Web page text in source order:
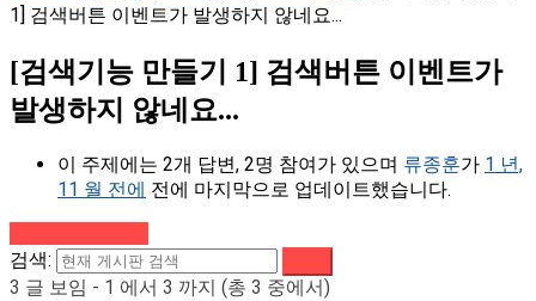
1] 검색버튼 이벤트가 발생하지 않네요...
[검색기능 만들기 1] 검색버튼 이벤트가
발생하지 않네요...
이 주제에는 2개 답변, 2명 참여가 있으며 류종훈가 1 년,
11 월 전에 전에 마지막으로 업데이트했습니다.
검색:
3 글 보임 - 1 에서 3 까지 (총 3 중에서)